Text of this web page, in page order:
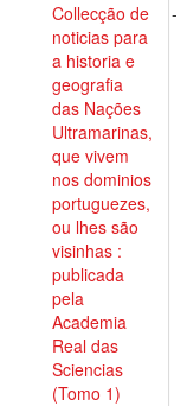
Collecção de
noticias para
a historia e
geografia
das Nações
Ultramarinas,
que vivem
nos dominios
portuguezes,
ou lhes são
visinhas :
publicada
pela
Academia
Real das
Sciencias
(Tomo 1)
-